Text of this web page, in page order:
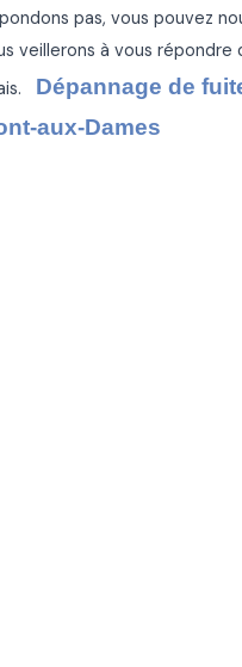
pas, vous pouvez
veillerons à vous répondre
Dépannage de
aux-Dames